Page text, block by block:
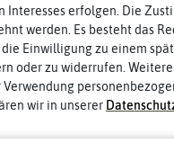
Interesses erfolgen. Die
werden. Es besteht das
Einwilligung zu einem
oder zu widerrufen. Weitere
wir in unserer